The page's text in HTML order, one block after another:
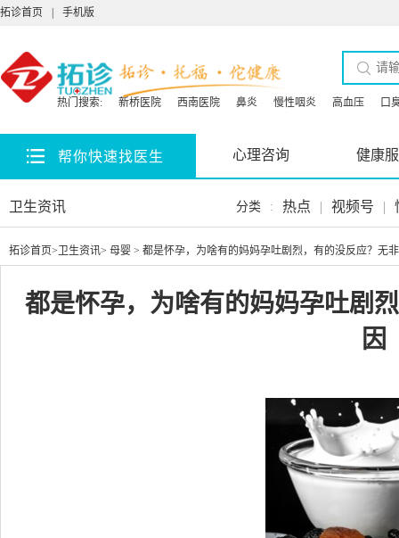
拓诊首页 手机版
热门搜索: 新桥医院 西南医院 鼻炎 慢性咽炎 高血压 口
帮你快速找医生 心理咨询 健康
卫生资讯 分类 : 热点 | 视频号 |
拓诊首页> 卫生资讯> 母婴 > 都是怀孕，为啥有的妈妈孕吐剧烈，有的没反应？无
都是怀孕，为啥有的妈妈孕吐剧
因